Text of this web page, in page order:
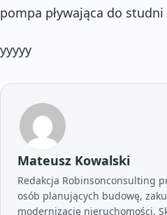
pompa pływająca do studni
yyyyy
Mateusz Kowalski
Redakcja Robinsonconsulting
osób planujących budowę,
modernizację nieruchomości.